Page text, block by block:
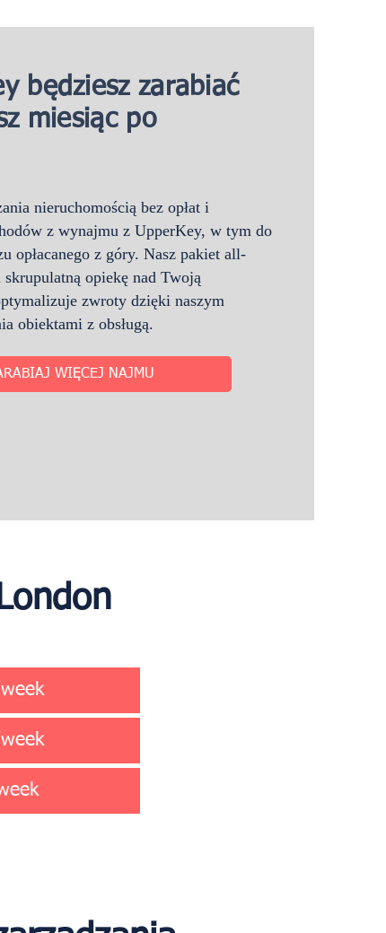
będziesz zarabiać
miesiąc po
nieruchomością bez opłat i
z wynajmu z UpperKey, w tym do
opłacanego z góry. Nasz pakiet all-
opiekę nad Twoją
zwroty dzięki naszym
obiektami z obsługą.
WIĘCEJ NAJMU